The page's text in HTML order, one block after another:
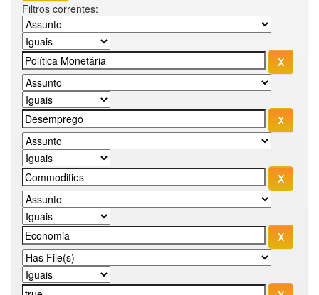
Filtros correntes: